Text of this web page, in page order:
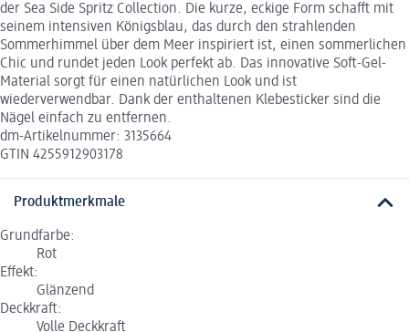
der Sea Side Spritz Collection. Die kurze, eckige Form schafft mit
seinem intensiven Königsblau, das durch den strahlenden
Sommerhimmel über dem Meer inspiriert ist, einen sommerlichen
Chic und rundet jeden Look perfekt ab. Das innovative Soft-Gel-
Material sorgt für einen natürlichen Look und ist
wiederverwendbar. Dank der enthaltenen Klebesticker sind die
Nägel einfach zu entfernen.
dm-Artikelnummer: 3135664
GTIN 4255912903178
Produktmerkmale
Grundfarbe:
Rot
Effekt:
Glänzend
Deckkraft:
Volle Deckkraft